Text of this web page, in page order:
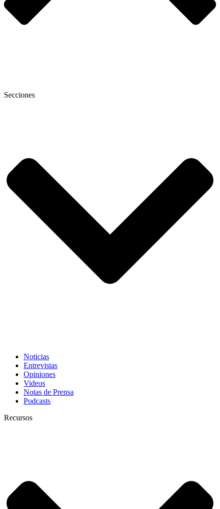
Secciones
Noticias
Entrevistas
Opiniones
Videos
Notas de Prensa
Podcasts
Recursos